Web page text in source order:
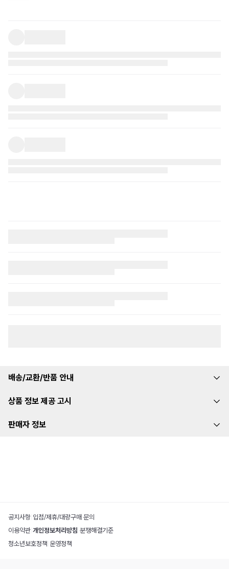
배송/교환/반품 안내
상품 정보 제공 고시
판매자 정보
공지사항 입점/제휴/대량구매 문의
이용약관 개인정보처리방침 분쟁해결기준
청소년보호정책 운영정책